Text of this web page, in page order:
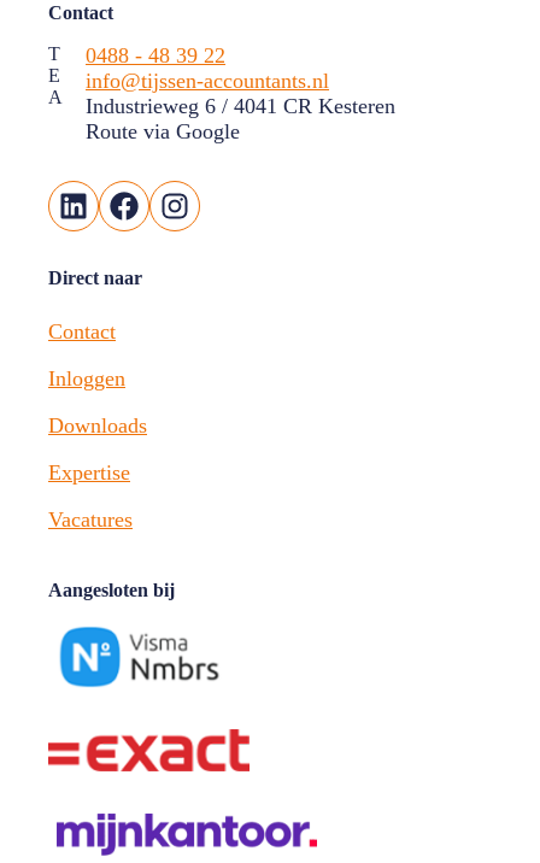
Contact
T
E
A
0488 - 48 39 22
info@tijssen-accountants.nl
Industrieweg 6 / 4041 CR Kesteren
Route via Google
LinkedIn
FacebookInstagram
Direct naar
Contact
Inloggen
Downloads
Expertise
Vacatures
Aangesloten bij